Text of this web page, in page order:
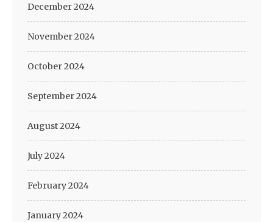
December 2024
November 2024
October 2024
September 2024
August 2024
July 2024
February 2024
January 2024